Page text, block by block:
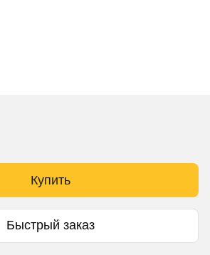
Купить
Быстрый заказ